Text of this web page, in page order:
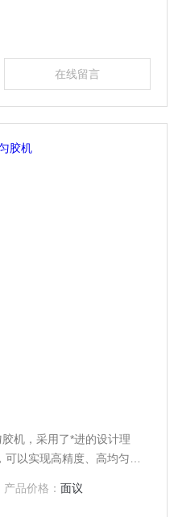
在线留言
机，采用了*进的设计理
以实现高精度、高均匀度
动时间、点 胶机选择等都
产品价格： 面议